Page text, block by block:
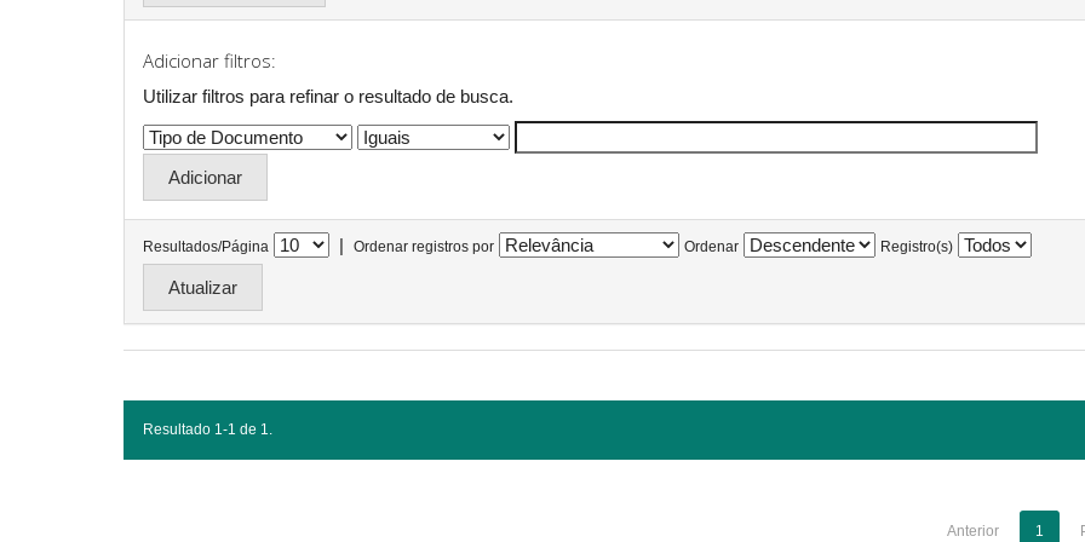
Adicionar filtros:
Utilizar filtros para refinar o resultado de busca.
Resultados/Página | Ordenar registros por Ordenar Registro(s)
Resultado 1-1 de 1.
Anterior 1